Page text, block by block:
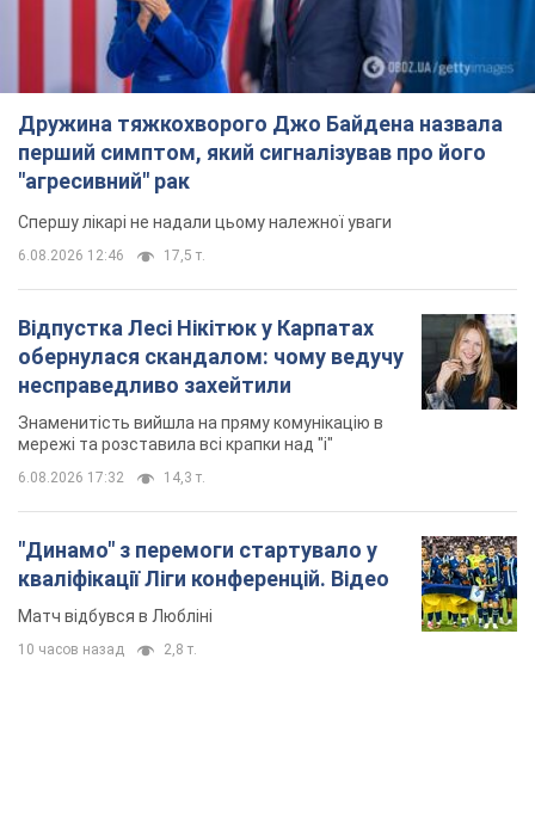
Дружина тяжкохворого Джо Байдена назвала
перший симптом, який сигналізував про його
"агресивний" рак
Спершу лікарі не надали цьому належної уваги
6.08.2026 12:46 17,5 т.
Відпустка Лесі Нікітюк у Карпатах
обернулася скандалом: чому ведучу
несправедливо захейтили
Знаменитість вийшла на пряму комунікацію в
мережі та розставила всі крапки над "і"
6.08.2026 17:32 14,3 т.
"Динамо" з перемоги стартувало у
кваліфікації Ліги конференцій. Відео
Матч відбувся в Любліні
10 часов назад 2,8 т.